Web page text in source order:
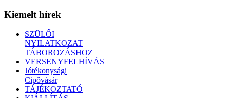
Kiemelt hírek
SZÜLŐI
NYILATKOZAT
TÁBOROZÁSHOZ
VERSENYFELHÍVÁS
Jótékonysági
Cipővásár
TÁJÉKOZTATÓ